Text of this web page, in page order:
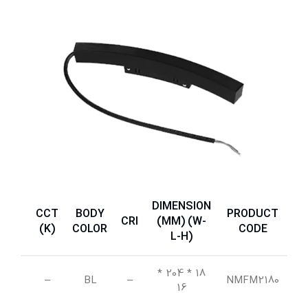
PRODUCT
CODE
DIMENSION
(MM) (W-
L-H)
CRI
BODY
COLOR
CCT
(K)
NMFM2180
18 * 204
*
16
–
BL
–